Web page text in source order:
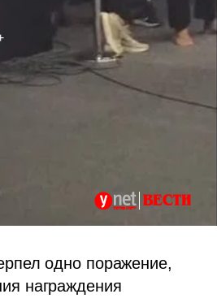
одно поражение,
награждения